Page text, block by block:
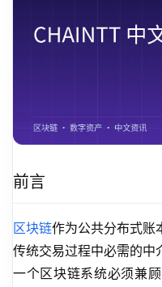
前言
区块链作为公共分布式账
传统交易过程中必需的中
一个区块链系统必须兼